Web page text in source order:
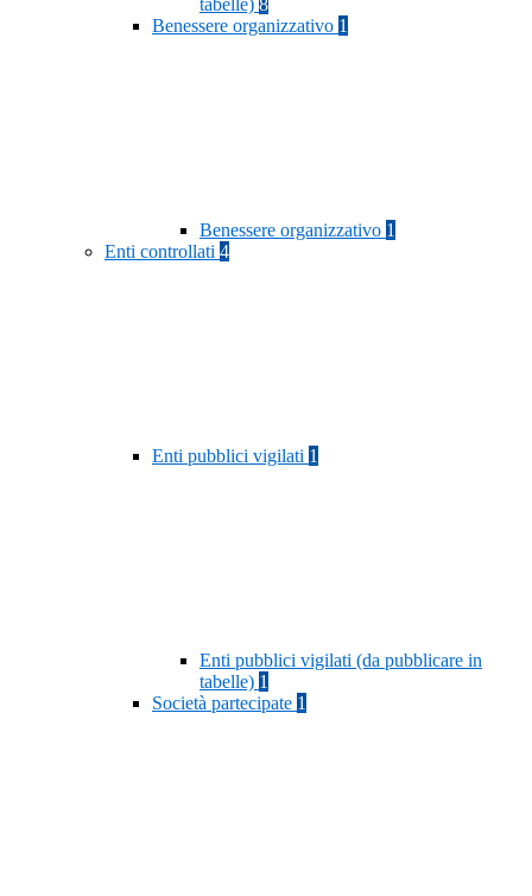
tabelle) 8
Benessere organizzativo 1
Benessere organizzativo 1
Enti controllati 4
Enti pubblici vigilati 1
Enti pubblici vigilati (da pubblicare in
tabelle) 1
Società partecipate 1